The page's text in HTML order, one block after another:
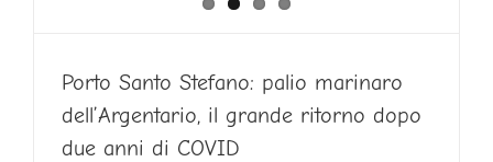
Porto Santo Stefano: palio marinaro
dell’Argentario, il grande ritorno dopo
due anni di COVID